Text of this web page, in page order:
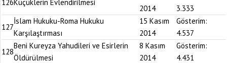
126Küçüklerin Evlendirilmesi
2014
3.333
127
İslam Hukuku-Roma Hukuku
Karşılaştırması
15 Kasım
2014
Gösterim:
4.537
128
Beni Kureyza Yahudileri ve Esirlerin
Öldürülmesi
8 Kasım
2014
Gösterim:
4.431